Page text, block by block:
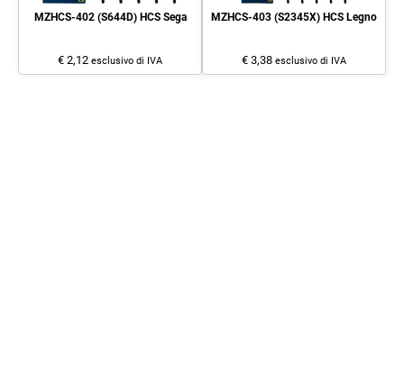
MZHCS-402 (S644D) HCS Sega
€ 2,12 esclusivo di IVA
MZHCS-403 (S2345X) HCS Legno
€ 3,38 esclusivo di IVA